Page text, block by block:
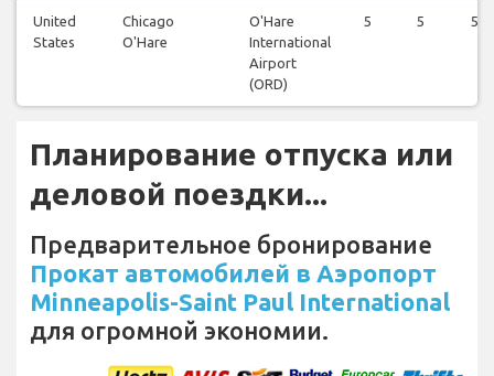
United
States
Chicago
O'Hare
O'Hare
International
Airport
(ORD)
5 5 5
Планирование отпуска или
деловой поездки...
Предварительное бронирование
Прокат автомобилей в Аэропорт
Minneapolis-Saint Paul International
для огромной экономии.